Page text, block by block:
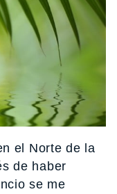
el Norte de la
de haber
se me